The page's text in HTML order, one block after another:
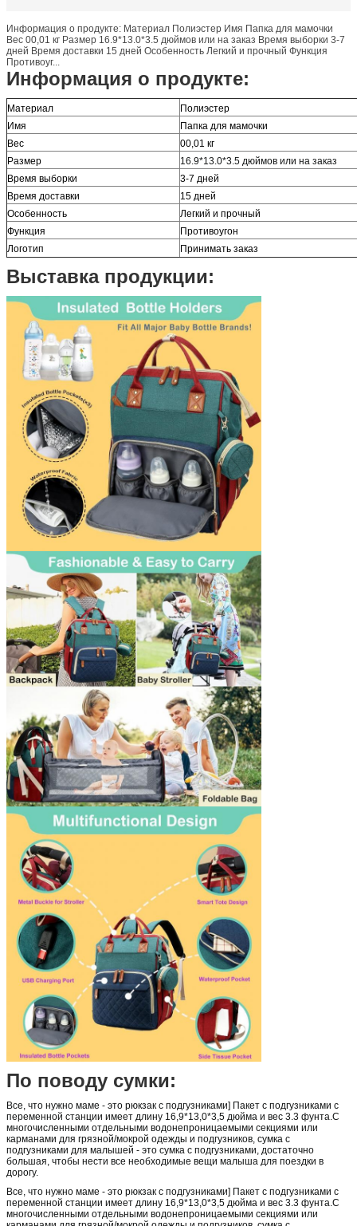
Информация о продукте: Материал Полиэстер Имя Папка для мамочки
Вес 00,01 кг Размер 16.9*13.0*3.5 дюймов или на заказ Время выборки 3-7
дней Время доставки 15 дней Особенность Легкий и прочный Функция
Противоуг...
Информация о продукте:
Материал
Полиэстер
Имя
Папка для мамочки
Вес
00,01 кг
Размер
16.9*13.0*3.5 дюймов или на заказ
Время выборки
3-7 дней
Время доставки
15 дней
Особенность
Легкий и прочный
Функция
Противоугон
Логотип
Принимать заказ
Выставка продукции:
По поводу сумки:
Все, что нужно маме - это рюкзак с подгузниками] Пакет с подгузниками с
переменной станции имеет длину 16,9*13,0*3,5 дюйма и вес 3.3 фунта.С
многочисленными отдельными водонепроницаемыми секциями или
карманами для грязной/мокрой одежды и подгузников, сумка с
подгузниками для малышей - это сумка с подгузниками, достаточно
большая, чтобы нести все необходимые вещи малыша для поездки в
дорогу.
Все, что нужно маме - это рюкзак с подгузниками] Пакет с подгузниками с
переменной станции имеет длину 16,9*13,0*3,5 дюйма и вес 3.3 фунта.С
многочисленными отдельными водонепроницаемыми секциями или